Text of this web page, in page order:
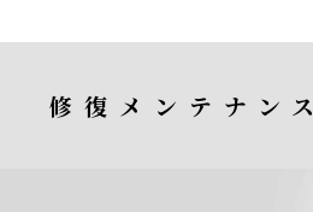
修復メンテナンス